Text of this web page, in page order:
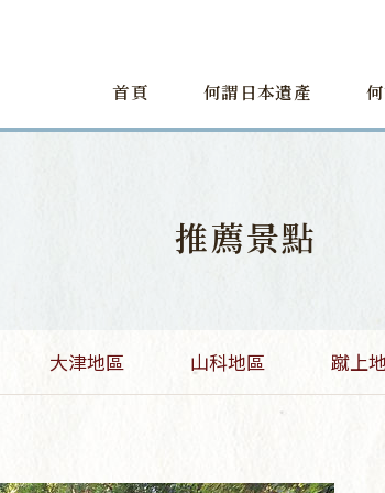
首頁 何謂日本遺產
推薦景點
大津地區 山科地區 蹴上